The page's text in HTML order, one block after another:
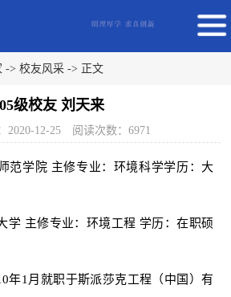
-> 校友风采 -> 正文
05级校友 刘天来
2020-12-25 阅读次数：6971
范学院 主修专业：环境科学学历：大
学 主修专业：环境工程 学历：在职硕
年1月就职于斯派莎克工程（中国）有